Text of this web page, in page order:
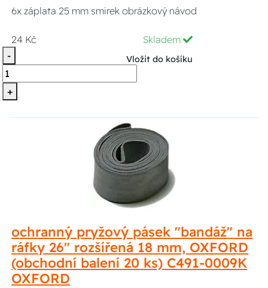
6x záplata 25 mm smirek obrázkový návod
24 Kč
Skladem
-
+
Vložit do košíku
ochranný pryžový pásek "bandáž" na
ráfky 26" rozšířená 18 mm, OXFORD
(obchodní balení 20 ks) C491-0009K
OXFORD